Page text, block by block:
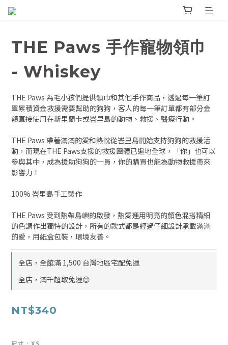
THE Paws 手作寵物領巾
- Whiskey
THE Paws 為毛小孩們提供領巾和其他手作商品，透過每一筆訂
單累積資金救援需要幫助的狗狗，客人的每一筆訂單都有部分金
額直接使用在斯里蘭卡或峇里島的動物、救援、醫療行動。
THE Paws 帶著滿滿的愛和熱忱從峇里島開始支持狗狗的救援活
動，而現在THE Paws支援的救援團體已遍地全球，「你」也可以
參與其中，成為援助狗狗的一員，你的購買也能為動物救援帶來
影響力！
100% 峇里島手工製作
THE Paws 受到熱帶島嶼的啟發，熱愛運用明亮的顏色混搭精細
的色調作出獨特的設計，所有的款式都是經過仔細設計承載滿滿
的愛，用紙盒包裝，環境友善。
全店，全館滿 1,500 台灣地區宅配免運
全店，滿千超取免運😌
NT$340